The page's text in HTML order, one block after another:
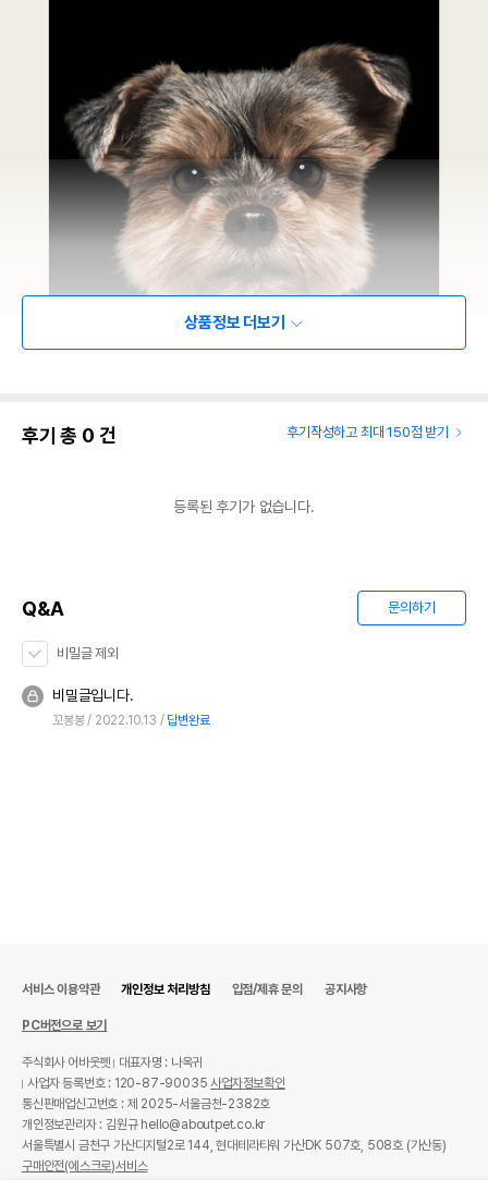
상품정보 더보기
후기 총 0 건 후기작성하고 최대 150점 받기
등록된 후기가 없습니다.
Q&A 문의하기
비밀글 제외
비밀글입니다.
꼬봉봉 2022.10.13 답변완료
서비스 이용약관 개인정보 처리방침 입점/제휴 문의 공지사항
PC버전으로 보기
주식회사 어바웃펫
대표자명 : 나옥귀
사업자 등록번호 : 120-87-90035사업자정보확인
통신판매업신고번호 : 제 2025-서울금천-2382호
개인정보관리자 : 김원규 hello@aboutpet.co.kr
서울특별시 금천구 가산디지털2로 144, 현대테라타워 가산DK 507호, 508호 (가산동)
구매안전(에스크로)서비스